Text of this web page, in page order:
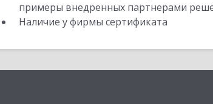
примеры внедренных партнерами
Наличие у фирмы сертификата